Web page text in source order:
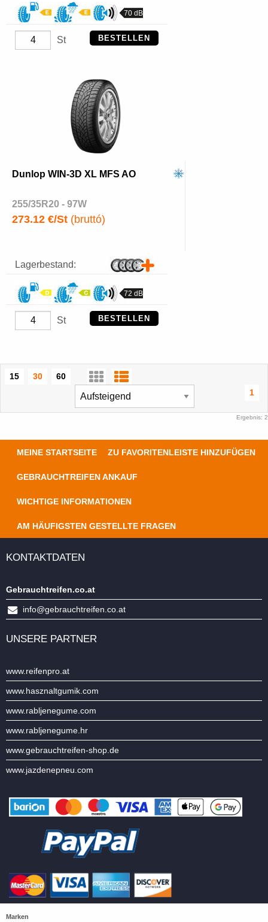
70 dB
St BESTELLEN
Dunlop WIN-3D XL MFS AO
255/35R20 - 97W
273.12 €/St (bruttó)
Lagerbestand:
72 dB
St BESTELLEN
15 30
60
1
Ergebnis: 2
MEINE STARTSEITE ZU FAVORITENLEISTE HINZUFÜGEN
GEBRAUCHTREIFEN ANKAUF
WICHTIGE INFORMATIONEN
AM HÄUFIGSTEN GESTELLTE FRAGEN
KONTAKTDATEN
Gebrauchtreifen.co.at
info@gebrauchtreifen.co.at
UNSERE PARTNER
www.reifenpro.at
www.hasznaltgumik.com
www.rabljenegume.com
www.rabljenegume.hr
www.gebrauchtreifen-shop.de
www.jazdenepneu.com
Marken